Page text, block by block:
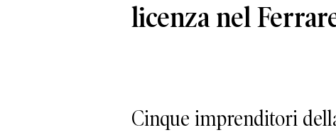
licenza nel
Cinque imprenditori